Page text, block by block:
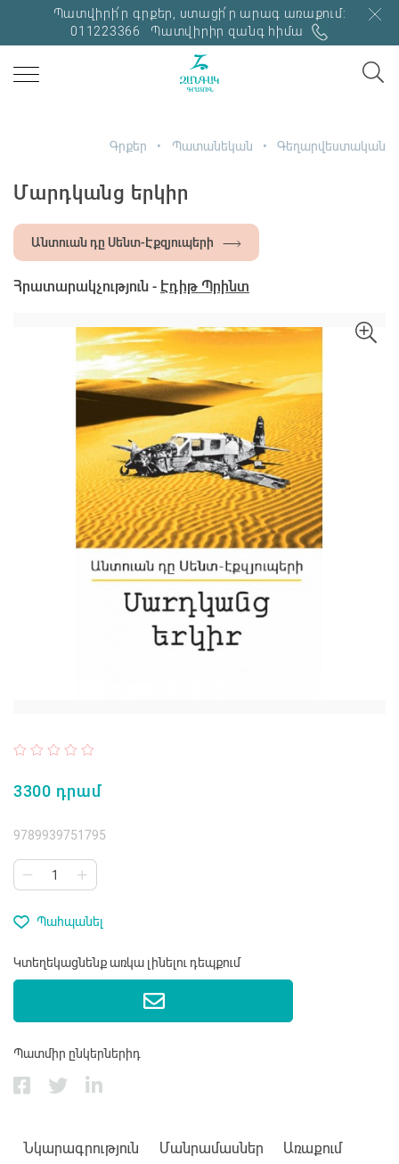
Պատվիրի՛ր գրքեր, ստացի՛ր արագ առաքում:
011223366
Պատվիրիր զանգ հիմա
Գրքեր Պատանեկան Գեղարվեստական
Մարդկանց երկիր
Անտուան դը Սենտ-Էքզյուպերի
Հրատարակչություն - Էդիթ Պրինտ
3300 դրամ
9789939751795
Պահպանել
Կտեղեկացնենք առկա լինելու դեպքում
Պատմիր ընկերներիդ
Նկարագրություն Մանրամասներ Առաքում